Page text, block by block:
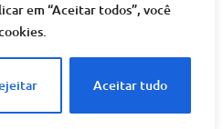
em “Aceitar todos”, você
Aceitar tudo
reservados.